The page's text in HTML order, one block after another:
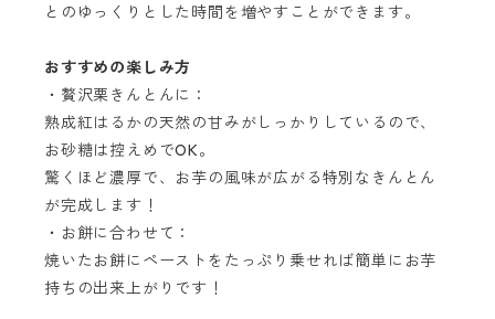
とのゆっくりとした時間を増やすことができます。
おすすめの楽しみ方
・贅沢栗きんとんに：
熟成紅はるかの天然の甘みがしっかりしているので、
お砂糖は控えめでOK。
驚くほど濃厚で、お芋の風味が広がる特別なきんとん
が完成します！
・お餅に合わせて：
焼いたお餅にペーストをたっぷり乗せれば簡単にお芋
持ちの出来上がりです！